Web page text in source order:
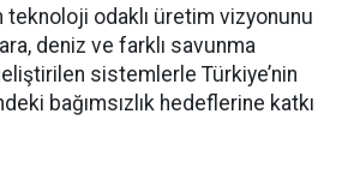
odaklı üretim vizyonunu
deniz ve farklı savunma
sistemlerle Türkiye’nin
bağımsızlık hedeflerine katkı